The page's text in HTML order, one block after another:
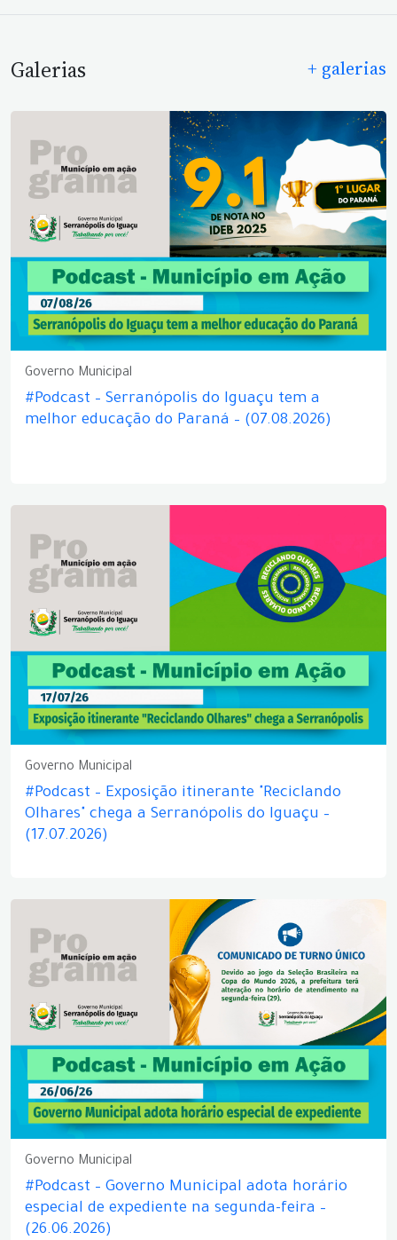
Galerias + galerias
Governo Municipal
#Podcast – Serranópolis do Iguaçu tem a
melhor educação do Paraná – (07.08.2026)
Governo Municipal
#Podcast – Exposição itinerante "Reciclando
Olhares" chega a Serranópolis do Iguaçu –
(17.07.2026)
Governo Municipal
#Podcast – Governo Municipal adota horário
especial de expediente na segunda-feira –
(26.06.2026)